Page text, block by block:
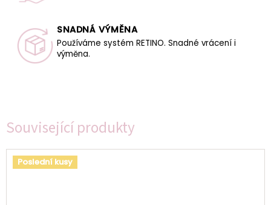
Související produkty
Poslední kusy
SNADNÁ VÝMĚNA
Používáme systém RETINO. Snadné vrácení i
výměna.